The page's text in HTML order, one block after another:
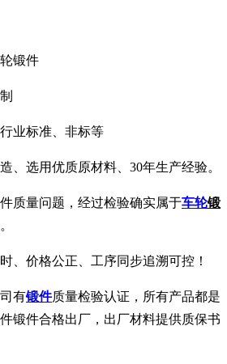
锻件
业标准、非标等
、选用优质原材料、30年生产经验。
质量问题，经过检验确实属于车轮锻
、价格公正、工序同步追溯可控！
有锻件质量检验认证，所有产品都是
锻件合格出厂，出厂材料提供质保书